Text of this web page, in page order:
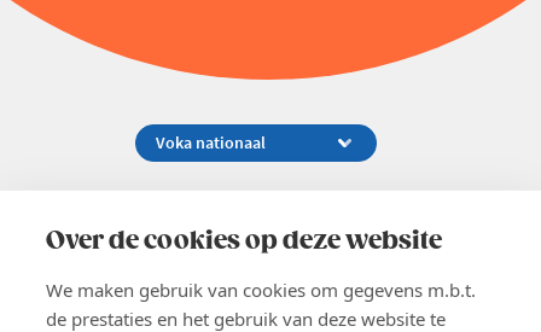
Over de cookies op deze website
We maken gebruik van cookies om gegevens m.b.t.
de prestaties en het gebruik van deze website te
02 229 81 11